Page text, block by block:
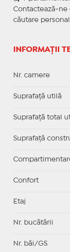
Contactează-ne
căutare
INFORMAȚII
Nr. camere
Suprafaţă utilă
Suprafaţă total
Suprafaţă
Confort
Etaj
Nr. bucătării
Nr. băi/GS